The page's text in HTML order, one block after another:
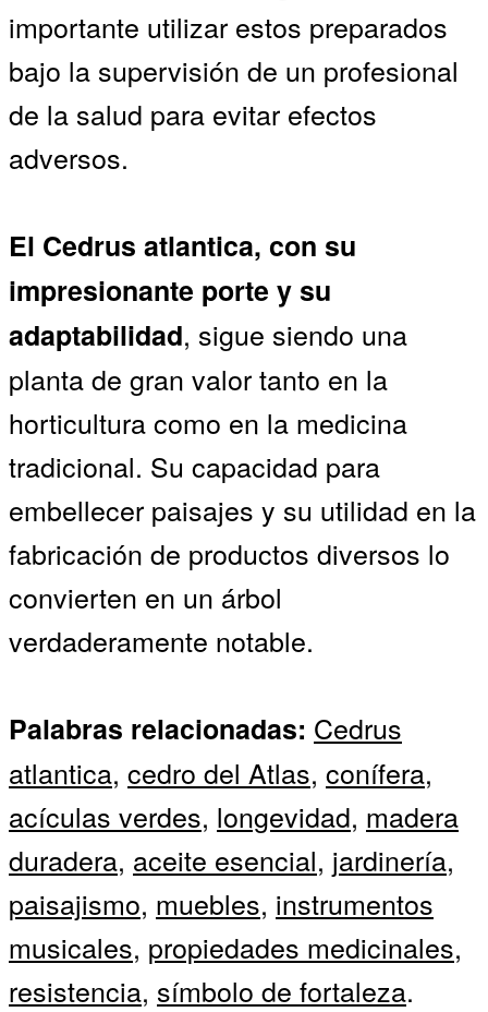
importante utilizar estos preparados
bajo la supervisión de un profesional
de la salud para evitar efectos
adversos.
El Cedrus atlantica, con su
impresionante porte y su
adaptabilidad, sigue siendo una
planta de gran valor tanto en la
horticultura como en la medicina
tradicional. Su capacidad para
embellecer paisajes y su utilidad en la
fabricación de productos diversos lo
convierten en un árbol
verdaderamente notable.
Palabras relacionadas: Cedrus
atlantica, cedro del Atlas, conífera,
acículas verdes, longevidad, madera
duradera, aceite esencial, jardinería,
paisajismo, muebles, instrumentos
musicales, propiedades medicinales,
resistencia, símbolo de fortaleza.